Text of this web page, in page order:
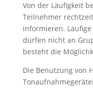
Von der Läufigkeit
Teilnehmer
informieren.
dürfen nicht an
besteht die
Die Benutzung von